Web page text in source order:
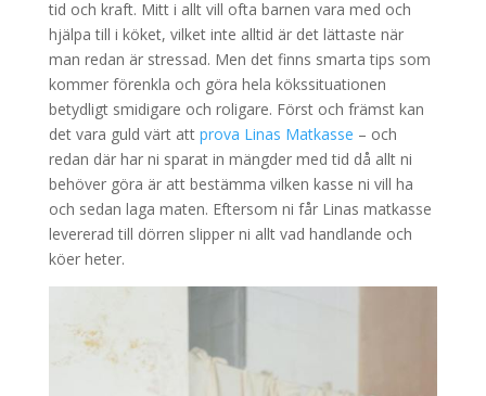
tid och kraft. Mitt i allt vill ofta barnen vara med och
hjälpa till i köket, vilket inte alltid är det lättaste när
man redan är stressad. Men det finns smarta tips som
kommer förenkla och göra hela kökssituationen
betydligt smidigare och roligare. Först och främst kan
det vara guld värt att prova Linas Matkasse – och
redan där har ni sparat in mängder med tid då allt ni
behöver göra är att bestämma vilken kasse ni vill ha
och sedan laga maten. Eftersom ni får Linas matkasse
levererad till dörren slipper ni allt vad handlande och
köer heter.